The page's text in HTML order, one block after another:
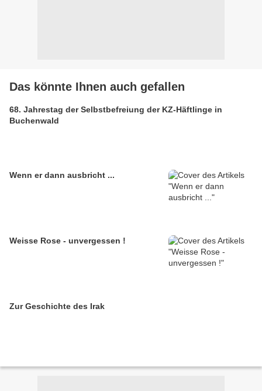
Das könnte Ihnen auch gefallen
68. Jahrestag der Selbstbefreiung der KZ-Häftlinge in
Buchenwald
Wenn er dann ausbricht ...
Weisse Rose - unvergessen !
Zur Geschichte des Irak